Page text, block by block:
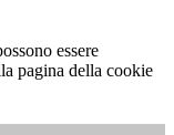
essere
pagina della cookie